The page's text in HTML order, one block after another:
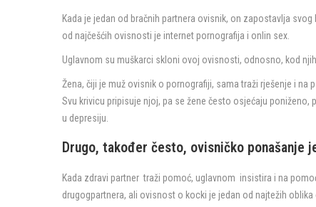
Kada je jedan od bračnih partnera ovisnik, on zapostavlja
od najčešćih ovisnosti je internet pornografija i onlin sex.
Uglavnom su muškarci skloni ovoj ovisnosti, odnosno, kod
Žena, čiji je muž ovisnik o pornografiji, sama traži rješenje i
Svu krivicu pripisuje njoj, pa se žene često osjećaju
u depresiju.
Drugo, također često, ovisničko ponašanje
Kada zdravi partner traži pomoć, uglavnom insistira i na
drugogpartnera, ali ovisnost o kocki je jedan od najtežih